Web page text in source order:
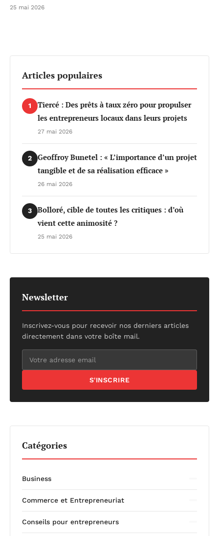
25 mai 2026
Articles populaires
1
Tiercé : Des prêts à taux zéro pour propulser
les entrepreneurs locaux dans leurs projets
27 mai 2026
2
Geoffroy Bunetel : « L’importance d’un projet
tangible et de sa réalisation efficace »
26 mai 2026
3
Bolloré, cible de toutes les critiques : d’où
vient cette animosité ?
25 mai 2026
Newsletter
Inscrivez-vous pour recevoir nos derniers articles
directement dans votre boîte mail.
S'INSCRIRE
Catégories
Business
Commerce et Entrepreneuriat
Conseils pour entrepreneurs